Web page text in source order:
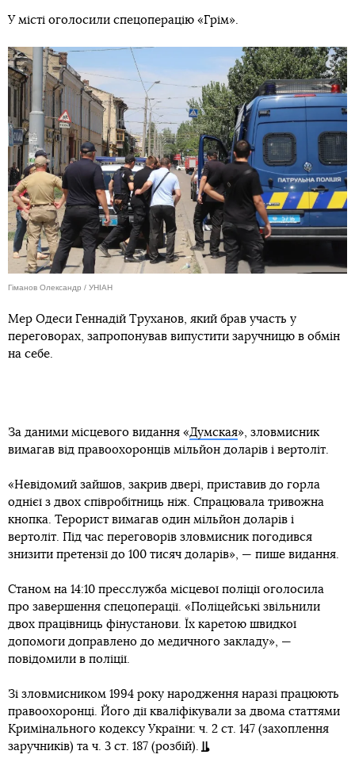
У місті оголосили спецоперацію «Грім».
Гіманов Олександр / УНІАН
Мер Одеси Геннадій Труханов, який брав участь у
переговорах, запропонував випустити заручницю в обмін
на себе.
За даними місцевого видання «Думская», зловмисник
вимагав від правоохоронців мільйон доларів і вертоліт.
«Невідомий зайшов, закрив двері, приставив до горла
однієї з двох співробітниць ніж. Спрацювала тривожна
кнопка. Терорист вимагав один мільйон доларів і
вертоліт. Під час переговорів зловмисник погодився
знизити претензії до 100 тисяч доларів», — пише видання.
Станом на 14:10 пресслужба місцевої поліції оголосила
про завершення спецоперації. «Поліцейські звільнили
двох працівниць фінустанови. Їх каретою швидкої
допомоги доправлено до медичного закладу», —
повідомили в поліції.
Зі зловмисником 1994 року народження наразі працюють
правоохоронці. Його дії кваліфікували за двома статтями
Кримінального кодексу України: ч. 2 ст. 147 (захоплення
заручників) та ч. 3 ст. 187 (розбій).